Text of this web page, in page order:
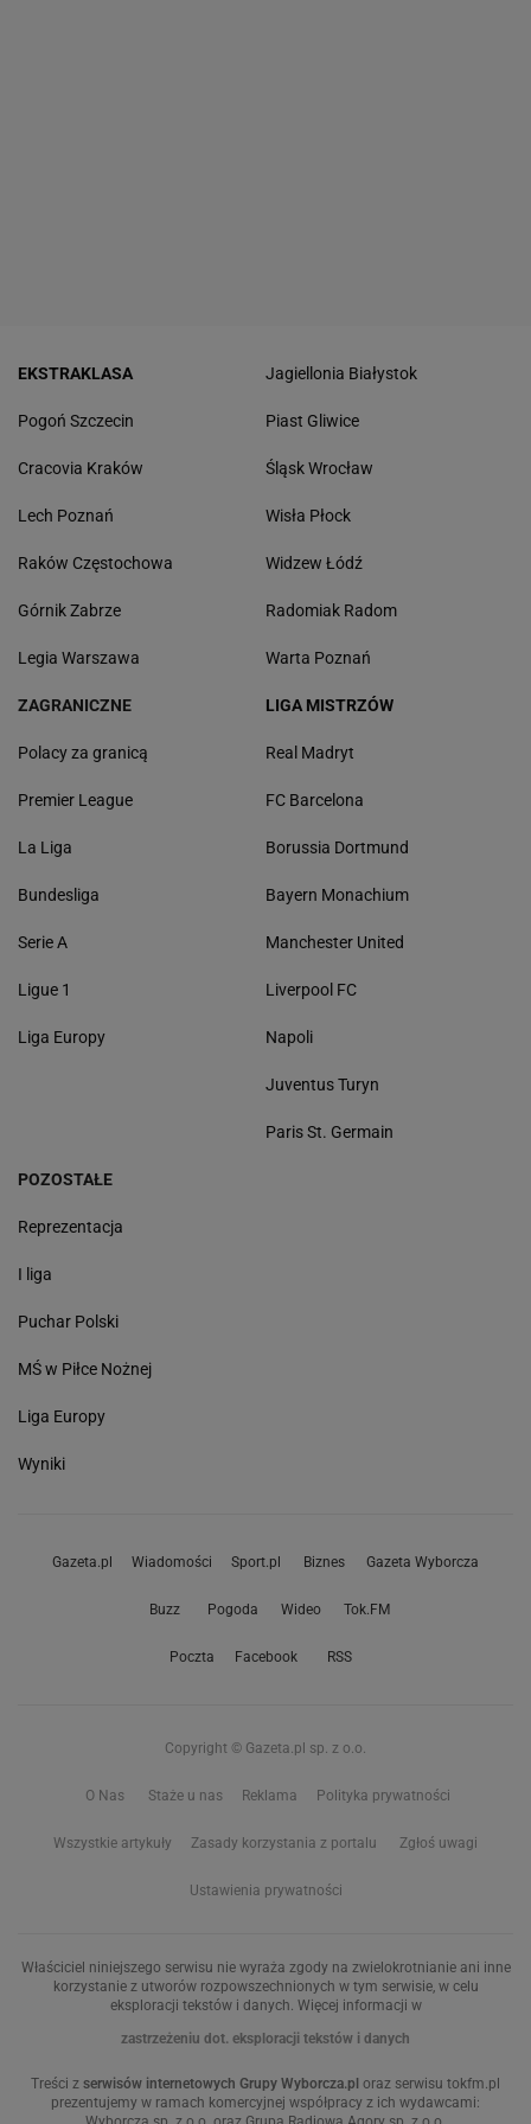
EKSTRAKLASA
Pogoń Szczecin
Cracovia Kraków
Lech Poznań
Raków Częstochowa
Górnik Zabrze
Legia Warszawa
Jagiellonia Białystok
Piast Gliwice
Śląsk Wrocław
Wisła Płock
Widzew Łódź
Radomiak Radom
Warta Poznań
ZAGRANICZNE
Polacy za granicą
Premier League
La Liga
Bundesliga
Serie A
Ligue 1
Liga Europy
LIGA MISTRZÓW
Real Madryt
FC Barcelona
Borussia Dortmund
Bayern Monachium
Manchester United
Liverpool FC
Napoli
Juventus Turyn
Paris St. Germain
POZOSTAŁE
Reprezentacja
I liga
Puchar Polski
MŚ w Piłce Nożnej
Liga Europy
Wyniki
Gazeta.pl Wiadomości Sport.pl Biznes Gazeta Wyborcza
Buzz Pogoda Wideo Tok.FM
Poczta Facebook RSS
Copyright © Gazeta.pl sp. z o.o.
O Nas Staże u nas Reklama Polityka prywatności
Wszystkie artykuły Zasady korzystania z portalu Zgłoś uwagi
Ustawienia prywatności
Właściciel niniejszego serwisu nie wyraża zgody na zwielokrotnianie ani inne
korzystanie z utworów rozpowszechnionych w tym serwisie, w celu
eksploracji tekstów i danych. Więcej informacji w
zastrzeżeniu dot. eksploracji tekstów i danych
Treści z serwisów internetowych Grupy Wyborcza.pl oraz serwisu tokfm.pl
prezentujemy w ramach komercyjnej współpracy z ich wydawcami: